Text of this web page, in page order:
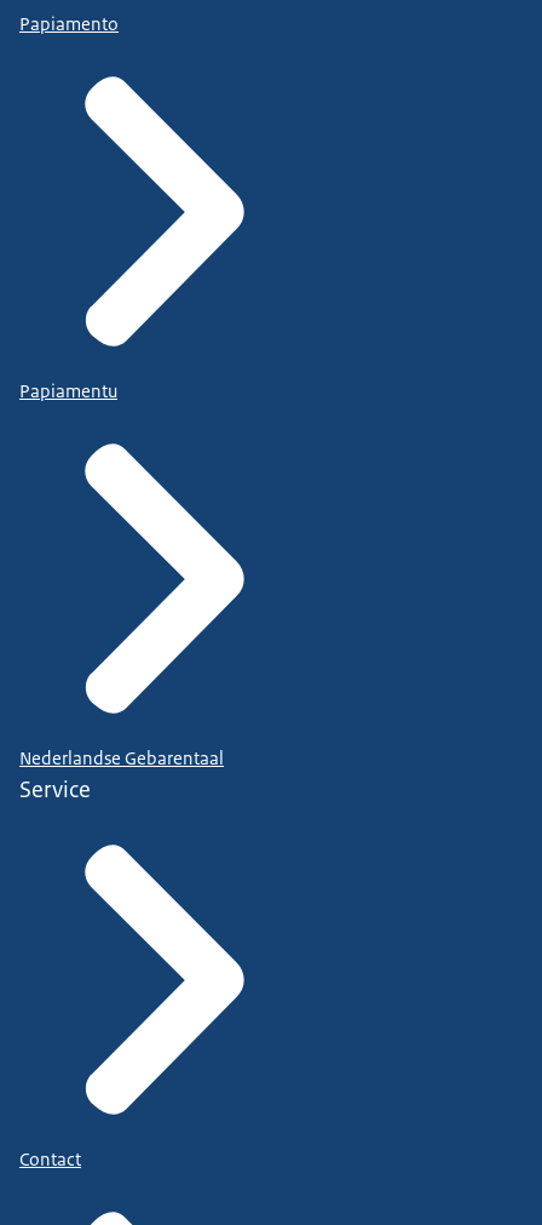
Papiamento
Papiamentu
Nederlandse Gebarentaal
Service
Contact